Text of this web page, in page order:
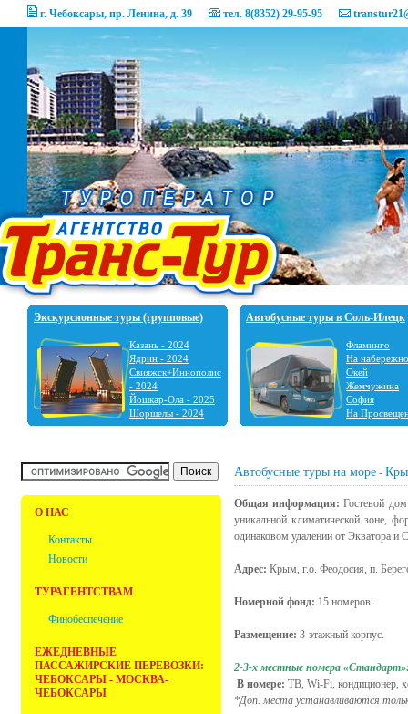
г. Чебоксары, пр. Ленина, д. 39 тел. 8(8352) 29-95-95
Экскурсионные туры (групповые)
Казань - 2024
Ядрин - 2024
Свияжск+Иннополис
- 2024
Йошкар-Ола - 2025
Шоршелы - 2024
Шальтямы - 2024
2023
Ульяновск - 2023
Фабрика ёлочных
Автобусные туры в Соль-Илецк
Фламинго
На
Окей
Жемчужина
София
На
О НАС
Контакты
Новости
ТУРАГЕНТСТВАМ
Финобеспечение
ЕЖЕДНЕВНЫЕ
ПАССАЖИРСКИЕ ПЕРЕВОЗКИ:
ЧЕБОКСАРЫ - МОСКВА-
ЧЕБОКСАРЫ
Автобусные туры на море -
Общая информация:Гостевой
уникальной климатической зоне,
одинаковом удалении от Экватора и
Адрес: Крым, г.о. Феодосия, п.
Номерной фонд: 15 номеров.
Размещение: 3-этажный корпус.
2-3-х местные номера
В номере: ТВ, Wi-Fi, кондиционер,
*Доп. места устанавливаются